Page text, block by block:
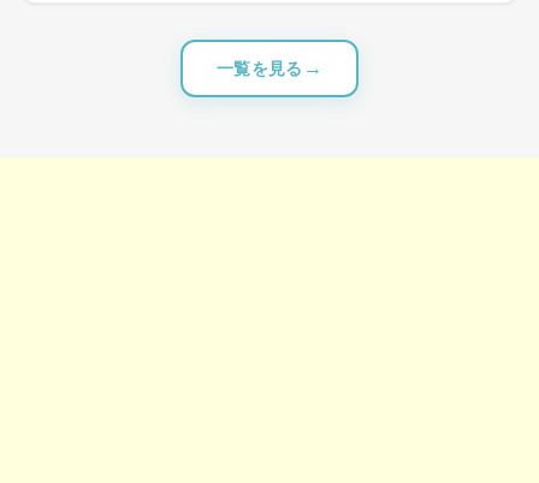
一覧を見る